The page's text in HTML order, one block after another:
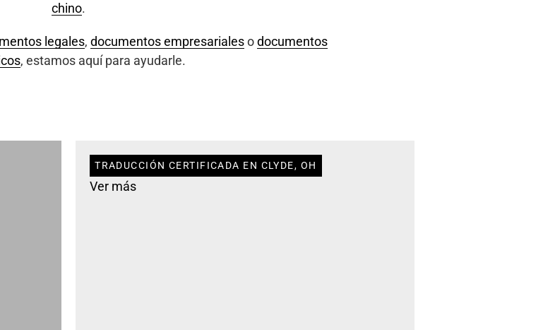
chino.
legales, documentos empresarialesodocumentos
, estamos aquí para ayudarle.
TRADUCCIÓN CERTIFICADA EN CLYDE, OH
Ver más